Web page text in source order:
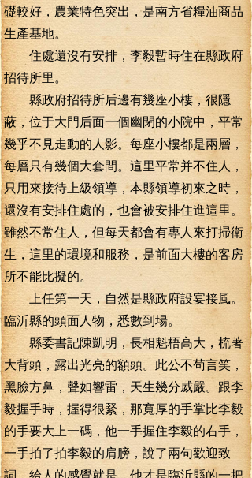
礎較好，農業特色突出，是南方省糧油商品
生產基地。
住處還沒有安排，李毅暫時住在縣政府
招待所里。
縣政府招待所后邊有幾座小樓，很隱
蔽，位于大門后面一個幽閉的小院中，平常
幾乎不見走動的人影。每座小樓都是兩層，
每層只有幾個大套間。這里平常并不住人，
只用來接待上級領導，本縣領導初來之時，
還沒有安排住處的，也會被安排住進這里。
雖然不常住人，但每天都會有專人來打掃衛
生，這里的環境和服務，是前面大樓的客房
所不能比擬的。
上任第一天，自然是縣政府設宴接風。
臨沂縣的頭面人物，悉數到場。
縣委書記陳凱明，長相魁梧高大，梳著
大背頭，露出光亮的額頭。此公不茍言笑，
黑臉方鼻，聲如響雷，天生幾分威嚴。跟李
毅握手時，握得很緊，那寬厚的手掌比李毅
的手要大上一碼，他一手握住李毅的右手，
一手拍了拍李毅的肩膀，說了兩句歡迎致
詞。給人的感覺就是，他才是臨沂縣的一把